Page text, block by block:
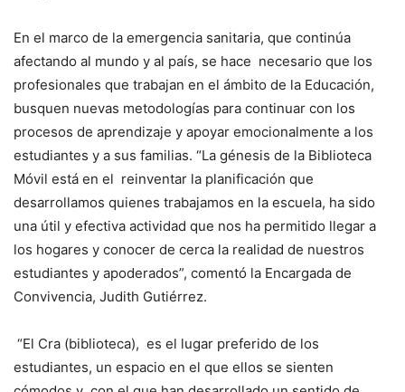
En el marco de la emergencia sanitaria, que continúa
afectando al mundo y al país, se hace necesario que los
profesionales que trabajan en el ámbito de la Educación,
busquen nuevas metodologías para continuar con los
procesos de aprendizaje y apoyar emocionalmente a los
estudiantes y a sus familias. “La génesis de la Biblioteca
Móvil está en el reinventar la planificación que
desarrollamos quienes trabajamos en la escuela, ha sido
una útil y efectiva actividad que nos ha permitido llegar a
los hogares y conocer de cerca la realidad de nuestros
estudiantes y apoderados”, comentó la Encargada de
Convivencia, Judith Gutiérrez.
“El Cra (biblioteca), es el lugar preferido de los
estudiantes, un espacio en el que ellos se sienten